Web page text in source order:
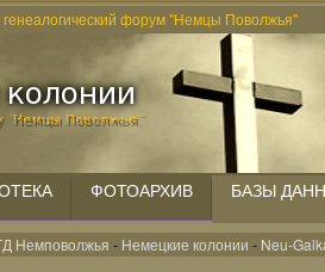
генеалогический форум "Немцы Поволжья"
ФОТОАРХИВ БАЗЫ
Немповолжья - Немецкие колонии - Neu-